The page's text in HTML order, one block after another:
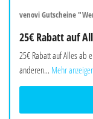
venovi Gutscheine
25€ Rabatt auf
25€ Rabatt auf Alles ab
anderen... Mehr